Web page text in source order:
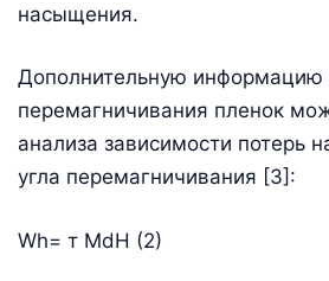
насыщения.
Дополнительную информацию
перемагничивания пленок
анализа зависимости потерь
угла перемагничивания [3]:
Wh= т MdH (2)